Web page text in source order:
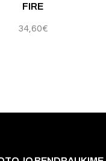
FIRE
34,60€